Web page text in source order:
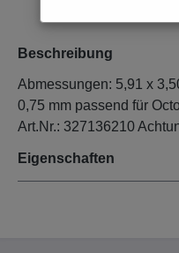
Beschreibung
Abmessungen: 5,91 x
0,75 mm passend für
Art.Nr.: 327136210
Eigenschaften